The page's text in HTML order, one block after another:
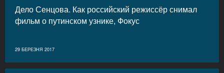
Дело Сенцова. Как российский режиссёр снимал
фильм о путинском узнике, Фокус
29 БЕРЕЗНЯ 2017